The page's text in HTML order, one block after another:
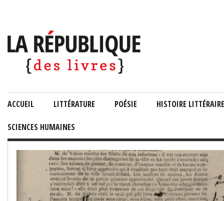
ACCUEIL LITTÉRATURE POÉSIE HISTOIRE LITTÉRAIRE
SCIENCES HUMAINES